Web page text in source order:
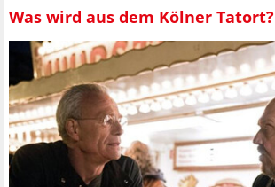
Was wird aus dem Kölner Tatort?